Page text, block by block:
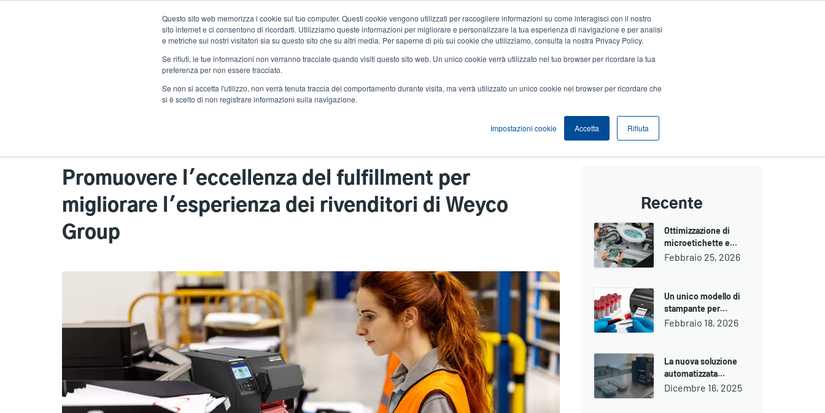
Questo sito web memorizza i cookie sul tuo computer. Questi cookie vengono utilizzati per raccogliere informazioni su come interagisci con il nostro
sito internet e ci consentono di ricordarti. Utilizziamo queste informazioni per migliorare e personalizzare la tua esperienza di navigazione e per analisi
e metriche sui nostri visitatori sia su questo sito che su altri media. Per saperne di più sui cookie che utilizziamo, consulta la nostra Privacy Policy.
Se rifiuti, le tue informazioni non verranno tracciate quando visiti questo sito web. Un unico cookie verrà utilizzato nel tuo browser per ricordare la tua
preferenza per non essere tracciato.
Se non si accetta l'utilizzo, non verrà tenuta traccia del comportamento durante visita, ma verrà utilizzato un unico cookie nel browser per ricordare che
si è scelto di non registrare informazioni sulla navigazione.
Impostazioni cookie Accetta Rifiuta
User
account
Notizie ed eventi Azienda
User
Anonymous
Accedi / Registrati
Prodotti Soluzioni Servizi Supporto e download Partner Seleziona Prodotti
Promuovere l'eccellenza del fulfillment per
migliorare l'esperienza dei rivenditori di Weyco
Group
Recente
Ottimizzazione di
microetichette e…
Febbraio 25, 2026
Un unico modello di
stampante per…
Febbraio 18, 2026
La nuova soluzione
automatizzata…
Dicembre 16, 2025